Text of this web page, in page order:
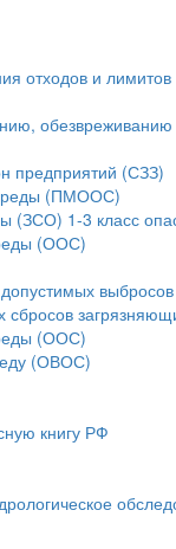
отходов и
обезвреживанию
предприятий (СЗЗ)
(ПМООС)
(ЗСО) 1-3 класс
(ООС)
допустимых
сбросов
(ООС)
(ОВОС)
книгу РФ